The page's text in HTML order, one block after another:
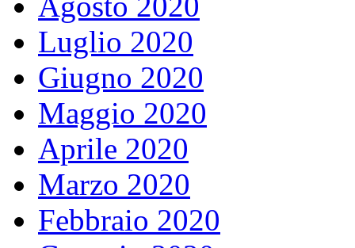
Luglio 2020
Giugno 2020
Maggio 2020
Aprile 2020
Marzo 2020
Febbraio 2020